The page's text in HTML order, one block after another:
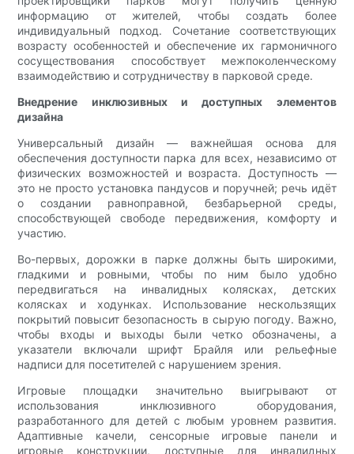
информацию от жителей, чтобы создать более
индивидуальный подход. Сочетание соответствующих
возрасту особенностей и обеспечение их гармоничного
сосуществования способствует межпоколенческому
взаимодействию и сотрудничеству в парковой среде.
Внедрение инклюзивных и доступных элементов
дизайна
Универсальный дизайн — важнейшая основа для
обеспечения доступности парка для всех, независимо от
физических возможностей и возраста. Доступность —
это не просто установка пандусов и поручней; речь идёт
о создании равноправной, безбарьерной среды,
способствующей свободе передвижения, комфорту и
участию.
Во-первых, дорожки в парке должны быть широкими,
гладкими и ровными, чтобы по ним было удобно
передвигаться на инвалидных колясках, детских
колясках и ходунках. Использование нескользящих
покрытий повысит безопасность в сырую погоду. Важно,
чтобы входы и выходы были четко обозначены, а
указатели включали шрифт Брайля или рельефные
надписи для посетителей с нарушением зрения.
Игровые площадки значительно выигрывают от
использования инклюзивного оборудования,
разработанного для детей с любым уровнем развития.
Адаптивные качели, сенсорные игровые панели и
игровые конструкции, доступные для инвалидных